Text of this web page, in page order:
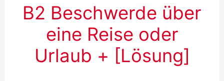
B2 Beschwerde über
eine Reise oder
Urlaub + [Lösung]